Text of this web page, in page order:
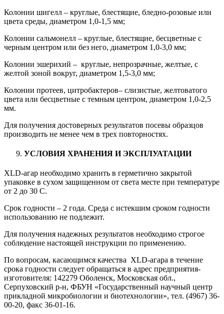
Колонии шигелл – круглые, блестящие, бледно-розовые или
цвета среды, диаметром 1,0-1,5 мм;
Колонии сальмонелл – круглые, блестящие, бесцветные с
черным центром или без него, диаметром 1,0-3,0 мм;
Колонии эшерихий – круглые, непрозрачные, желтые, с
желтой зоной вокруг, диаметром 1,5-3,0 мм;
Колонии протеев, цитробактеров– слизистые, желтоватого
цвета или бесцветные с темным центром, диаметром 1,0-2,5
мм.
Для получения достоверных результатов посевы образцов
производить не менее чем в трех повторностях.
УСЛОВИЯ ХРАНЕНИЯ И ЭКСПЛУАТАЦИИ
XLD-агар необходимо хранить в герметично закрытой
упаковке в сухом защищенном от света месте при температуре
от 2 до 30 С.
Срок годности – 2 года. Среда с истекшим сроком годности
использованию не подлежит.
Для получения надежных результатов необходимо строгое
соблюдение настоящей инструкции по применению.
По вопросам, касающимся качества XLD-агара в течение
срока годности следует обращаться в адрес предприятия-
изготовителя: 142279 Оболенск, Московская обл.,
Серпуховский р-н, ФБУН «Государственный научный центр
прикладной микробиологии и биотехнологии», тел. (4967) 36-
00-20, факс 36-01-16.